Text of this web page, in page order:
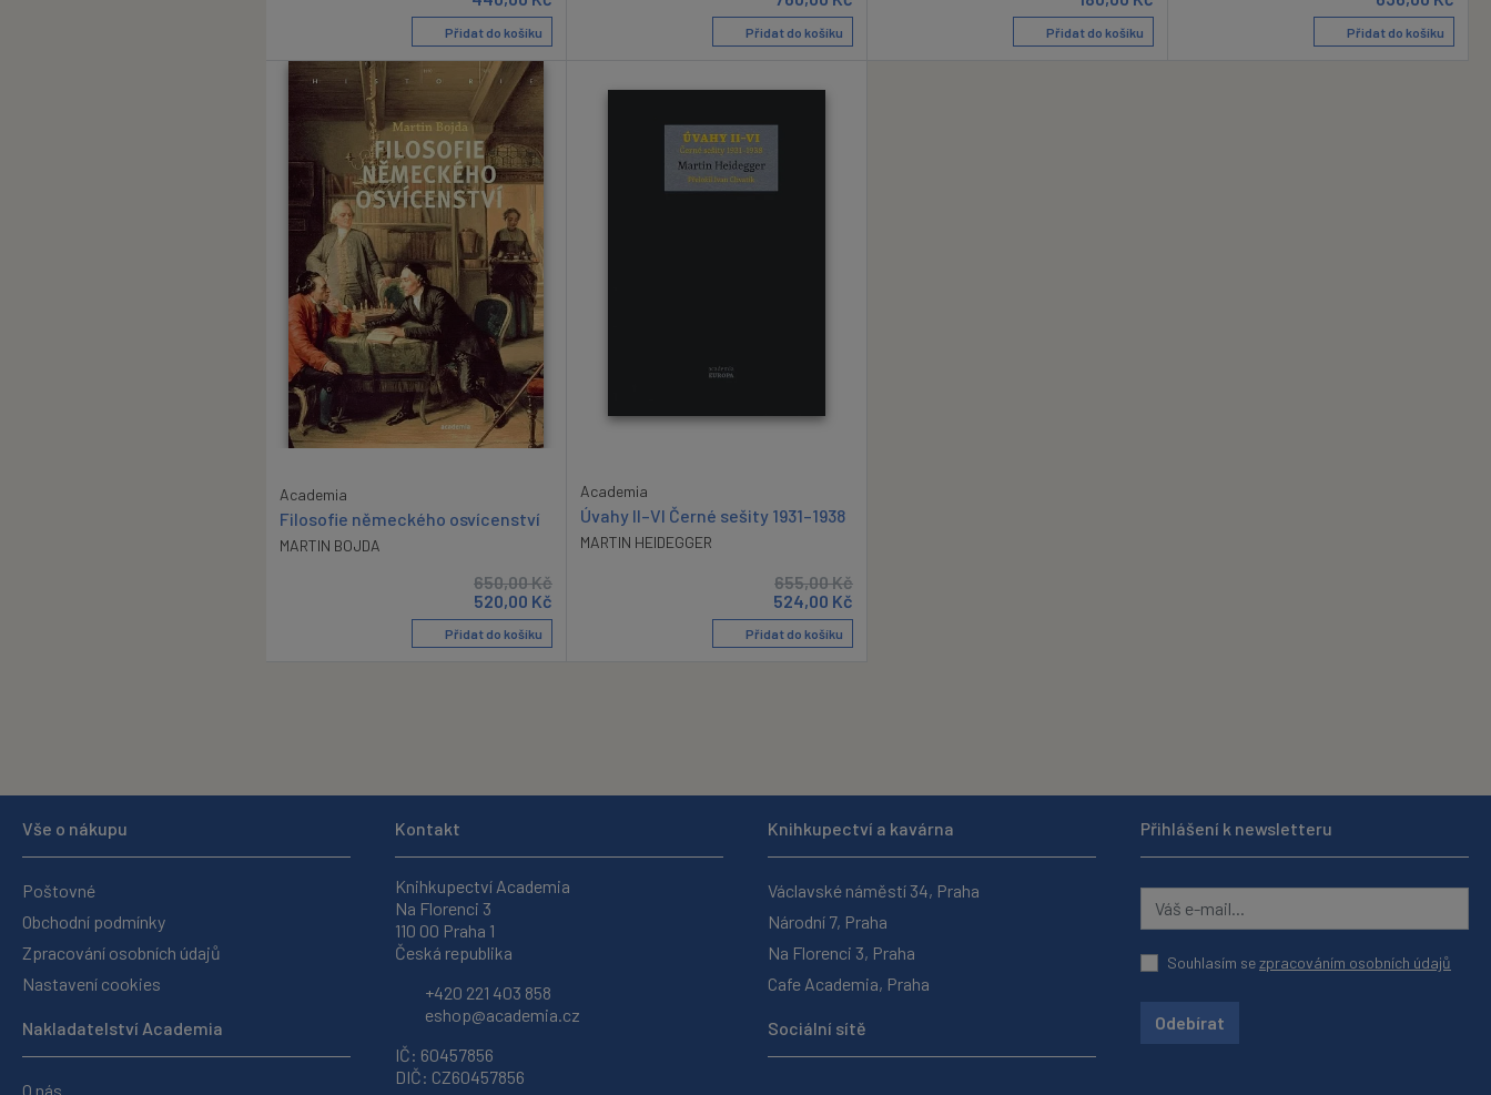
Přidat do košíku Přidat do košíku Přidat do košíku Přidat do košíku
Academia
Filosofie německého osvícenství
MARTIN BOJDA
650,00Kč
520,00 Kč
Přidat do košíku
Academia
Úvahy II–VI Černé sešity 1931–1938
MARTIN HEIDEGGER
655,00Kč
524,00 Kč
Přidat do košíku
Vše o nákupu
Poštovné
Obchodní podmínky
Zpracování osobních údajů
Nastavení cookies
Nakladatelství Academia
O nás
Kontakt
Knihkupectví Academia
Na Florenci 3
110 00 Praha 1
Česká republika
+420 221 403 858
eshop@academia.cz
IČ: 60457856
DIČ: CZ60457856
Knihkupectví a kavárna
Václavské náměstí 34, Praha
Národní 7, Praha
Na Florenci 3, Praha
Cafe Academia, Praha
Sociální sítě
Přihlášení k newsletteru
Souhlasím sezpracováním osobních údajů
Odebírat